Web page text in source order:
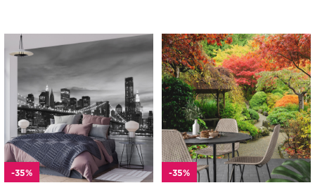
-35% -35%